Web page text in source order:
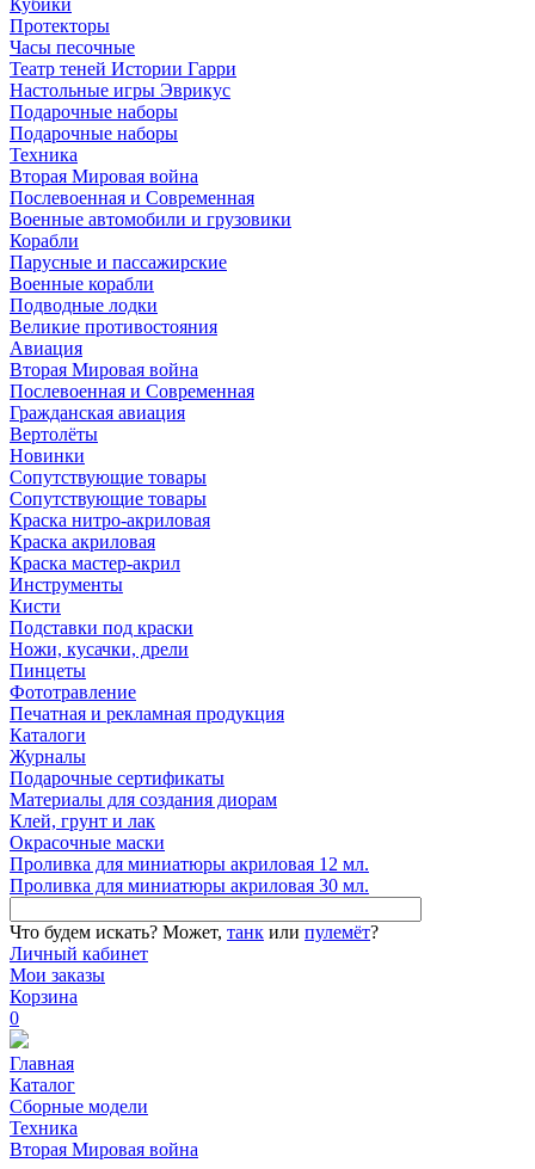
Кубики
Протекторы
Часы песочные
Театр теней Истории Гарри
Настольные игры Эврикус
Подарочные наборы
Подарочные наборы
Техника
Вторая Мировая война
Послевоенная и Современная
Военные автомобили и грузовики
Корабли
Парусные и пассажирские
Военные корабли
Подводные лодки
Великие противостояния
Авиация
Вторая Мировая война
Послевоенная и Современная
Гражданская авиация
Вертолёты
Новинки
Сопутствующие товары
Сопутствующие товары
Краска нитро-акриловая
Краска акриловая
Краска мастер-акрил
Инструменты
Кисти
Подставки под краски
Ножи, кусачки, дрели
Пинцеты
Фототравление
Печатная и рекламная продукция
Каталоги
Журналы
Подарочные сертификаты
Материалы для создания диорам
Клей, грунт и лак
Окрасочные маски
Проливка для миниатюры акриловая 12 мл.
Проливка для миниатюры акриловая 30 мл.
Что будем искать? Может, танк или пулемёт?
Личный кабинет
Мои заказы
Корзина
0
Главная
Каталог
Сборные модели
Техника
Вторая Мировая война